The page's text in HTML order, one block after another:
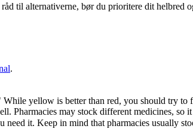
til alternativerne, bør du prioritere dit
.
yellow is better than red, you should try
Pharmacies may stock different medicines,
need it. Keep in mind that pharmacies usually